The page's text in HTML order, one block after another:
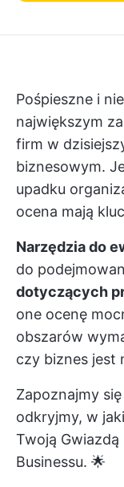
Pośpieszne i
największym
firm w
biznesowym.
upadku
ocena mają
Narzędzia do
do
dotyczących
one ocenę
obszarów
czy biznes jest
Zapoznajmy
odkryjmy, w
Twoją Gwiazdą
Businessu. 🌟